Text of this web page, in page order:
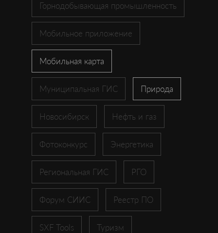
Горнодобывающая промышленность
Мобильное приложение
Мобильная карта
Муниципальная ГИС Природа
Новосибирск Нефть и газ
Фотоконкурс Энергетика
Региональная ГИС РГО
Форум СИИС Реестр ПО
SXF Tools Туризм